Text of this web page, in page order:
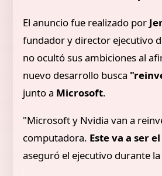
El anuncio fue realizado por
fundador y director ejecutivo
no ocultó sus ambiciones al
nuevo desarrollo busca
junto a Microsoft.
"Microsoft y Nvidia van a
computadora. Este va a ser
aseguró el ejecutivo durante